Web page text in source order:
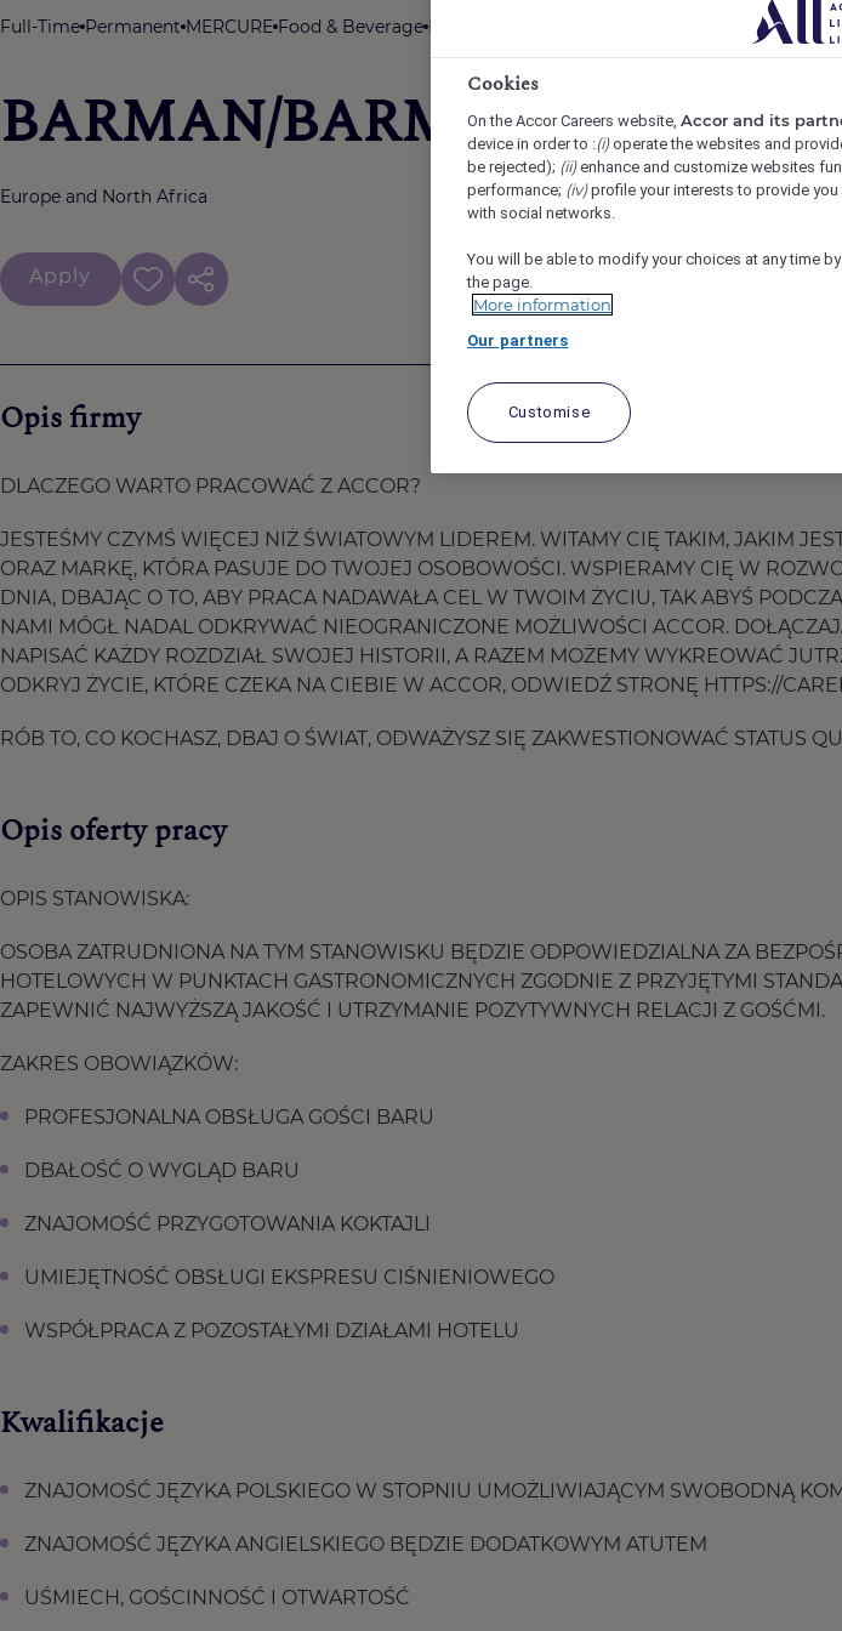
Full-Time Permanent MERCURE Food & Beverage Mercure Szczyrk Resort, Szczyrk, Poland
BARMAN/BARMANKA
Europe and North Africa
Apply
Opis firmy
DLACZEGO WARTO PRACOWAĆ Z ACCOR?
JESTEŚMY CZYMŚ WIĘCEJ NIŻ ŚWIATOWYM LIDEREM. WITAMY CIĘ TAKIM, JAKIM
ORAZ MARKĘ, KTÓRA PASUJE DO TWOJEJ OSOBOWOŚCI. WSPIERAMY CIĘ W
DNIA, DBAJĄC O TO, ABY PRACA NADAWAŁA CEL W TWOIM ŻYCIU, TAK ABYŚ
NAMI MÓGŁ NADAL ODKRYWAĆ NIEOGRANICZONE MOŻLIWOŚCI ACCOR.
NAPISAĆ KAŻDY ROZDZIAŁ SWOJEJ HISTORII, A RAZEM MOŻEMY WYKREOWAĆ
ODKRYJ ŻYCIE, KTÓRE CZEKA NA CIEBIE W ACCOR, ODWIEDŹ STRONĘ HTTPS://
RÓB TO, CO KOCHASZ, DBAJ O ŚWIAT, ODWAŻYSZ SIĘ ZAKWESTIONOWAĆ STATUS
Opis oferty pracy
OPIS STANOWISKA:
OSOBA ZATRUDNIONA NA TYM STANOWISKU BĘDZIE ODPOWIEDZIALNA ZA
HOTELOWYCH W PUNKTACH GASTRONOMICZNYCH ZGODNIE Z PRZYJĘTYMI
ZAPEWNIĆ NAJWYŻSZĄ JAKOŚĆ I UTRZYMANIE POZYTYWNYCH RELACJI Z GOŚĆMI.
ZAKRES OBOWIĄZKÓW:
PROFESJONALNA OBSŁUGA GOŚCI BARU
DBAŁOŚĆ O WYGLĄD BARU
ZNAJOMOŚĆ PRZYGOTOWANIA KOKTAJLI
UMIEJĘTNOŚĆ OBSŁUGI EKSPRESU CIŚNIENIOWEGO
WSPÓŁPRACA Z POZOSTAŁYMI DZIAŁAMI HOTELU
Kwalifikacje
ZNAJOMOŚĆ JĘZYKA POLSKIEGO W STOPNIU UMOŻLIWIAJĄCYM SWOBODNĄ
ZNAJOMOŚĆ JĘZYKA ANGIELSKIEGO BĘDZIE DODATKOWYM ATUTEM
UŚMIECH, GOŚCINNOŚĆ I OTWARTOŚĆ
Cookies
On the Accor Careers website, Accor and its
device in order to :(i)operate the websites and
be rejected); (ii)enhance and customize websites
performance; (iv)profile your interests to provide you
with social networks.
You will be able to modify your choices at any time
the page.
More information
Our partners
Customise